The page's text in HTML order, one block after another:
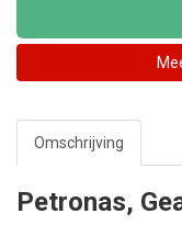
Omschrijving
Petronas,